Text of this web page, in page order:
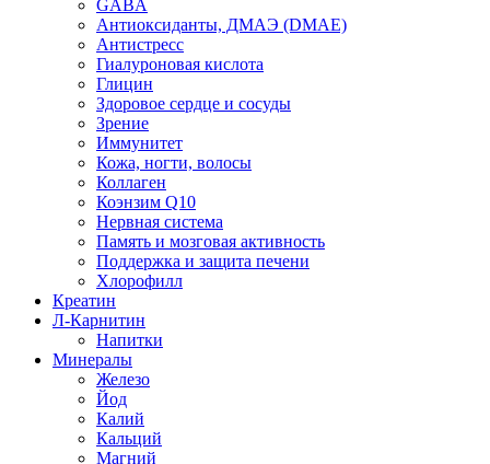
GABA
Антиоксиданты, ДМАЭ (DMAE)
Антистресс
Гиалуроновая кислота
Глицин
Здоровое сердце и сосуды
Зрение
Иммунитет
Кожа, ногти, волосы
Коллаген
Коэнзим Q10
Нервная система
Память и мозговая активность
Поддержка и защита печени
Хлорофилл
Креатин
Л-Карнитин
Напитки
Минералы
Железо
Йод
Калий
Кальций
Магний